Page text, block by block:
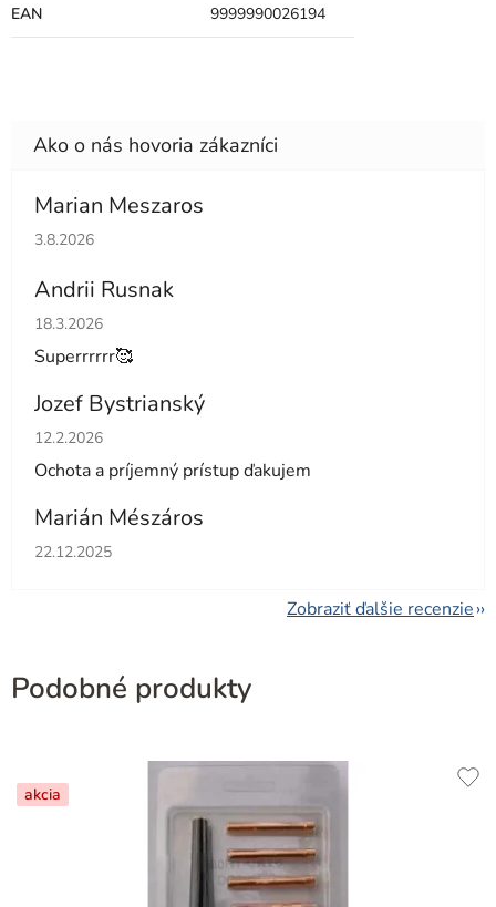
EAN 9999990026194
Marian Meszaros
Hodnotenie obchodu je 5 z 5 hviezdičiek.
3.8.2026
Andrii Rusnak
Hodnotenie obchodu je 5 z 5 hviezdičiek.
18.3.2026
Superrrrrr🥰
Jozef Bystrianský
Hodnotenie obchodu je 5 z 5 hviezdičiek.
12.2.2026
Ochota a príjemný prístup ďakujem
Marián Mészáros
Hodnotenie obchodu je 5 z 5 hviezdičiek.
22.12.2025
Zobraziť ďalšie recenzie
Podobné produkty
akcia